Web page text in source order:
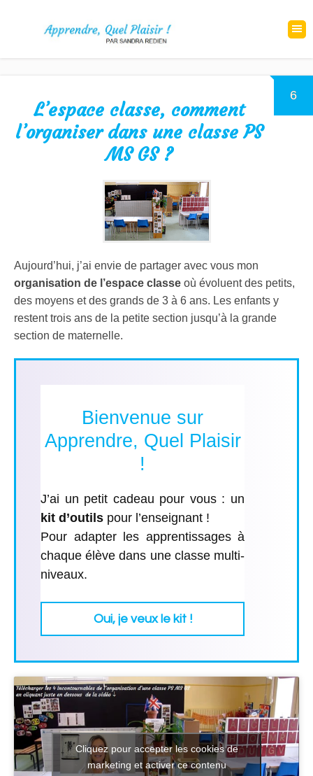
6
L’espace classe, comment
l’organiser dans une classe PS
MS GS ?
Aujourd’hui, j’ai envie de partager avec vous mon
organisation de l’espace classe où évoluent des petits,
des moyens et des grands de 3 à 6 ans. Les enfants y
restent trois ans de la petite section jusqu’à la grande
section de maternelle.
Bienvenue sur
Apprendre, Quel Plaisir
!
J’ai un petit cadeau pour vous : un
kit d’outils pour l’enseignant ​!
Pour adapter les apprentissages à
chaque élève dans une classe multi-
niveaux.
Oui, je veux le kit !
Cliquez pour accepter les cookies de
marketing et activer ce contenu